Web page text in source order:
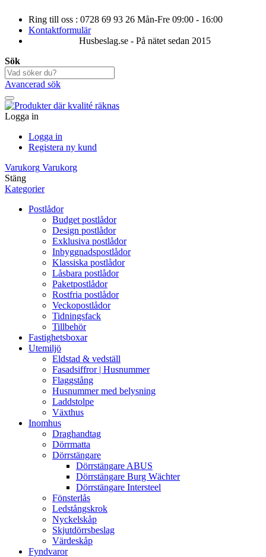
Ring till oss : 0728 69 93 26 Mån-Fre 09:00 - 16:00
Kontaktformulär
Husbeslag.se - På nätet sedan 2015
Sök
Avancerad sök
Logga in
Logga in
Registera ny kund
Varukorg Varukorg
Stäng
Kategorier
Postlådor
Budget postlådor
Design postlådor
Exklusiva postlådor
Inbyggnadspostlådor
Klassiska postlådor
Låsbara postlådor
Paketpostlådor
Rostfria postlådor
Veckopostlådor
Tidningsfack
Tillbehör
Fastighetsboxar
Utemiljö
Eldstad & vedställ
Fasadsiffror | Husnummer
Flaggstång
Husnummer med belysning
Laddstolpe
Växthus
Inomhus
Draghandtag
Dörrmatta
Dörrstängare
Dörrstängare ABUS
Dörrstängare Burg Wächter
Dörrstängare Intersteel
Fönsterlås
Ledstångskrok
Nyckelskåp
Skjutdörrsbeslag
Värdeskåp
Fyndvaror